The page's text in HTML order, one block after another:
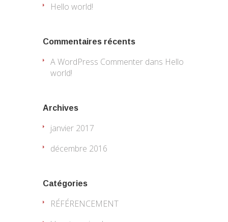
Hello world!
Commentaires récents
A WordPress Commenter dans Hello
world!
Archives
janvier 2017
décembre 2016
Catégories
RÉFÉRENCEMENT